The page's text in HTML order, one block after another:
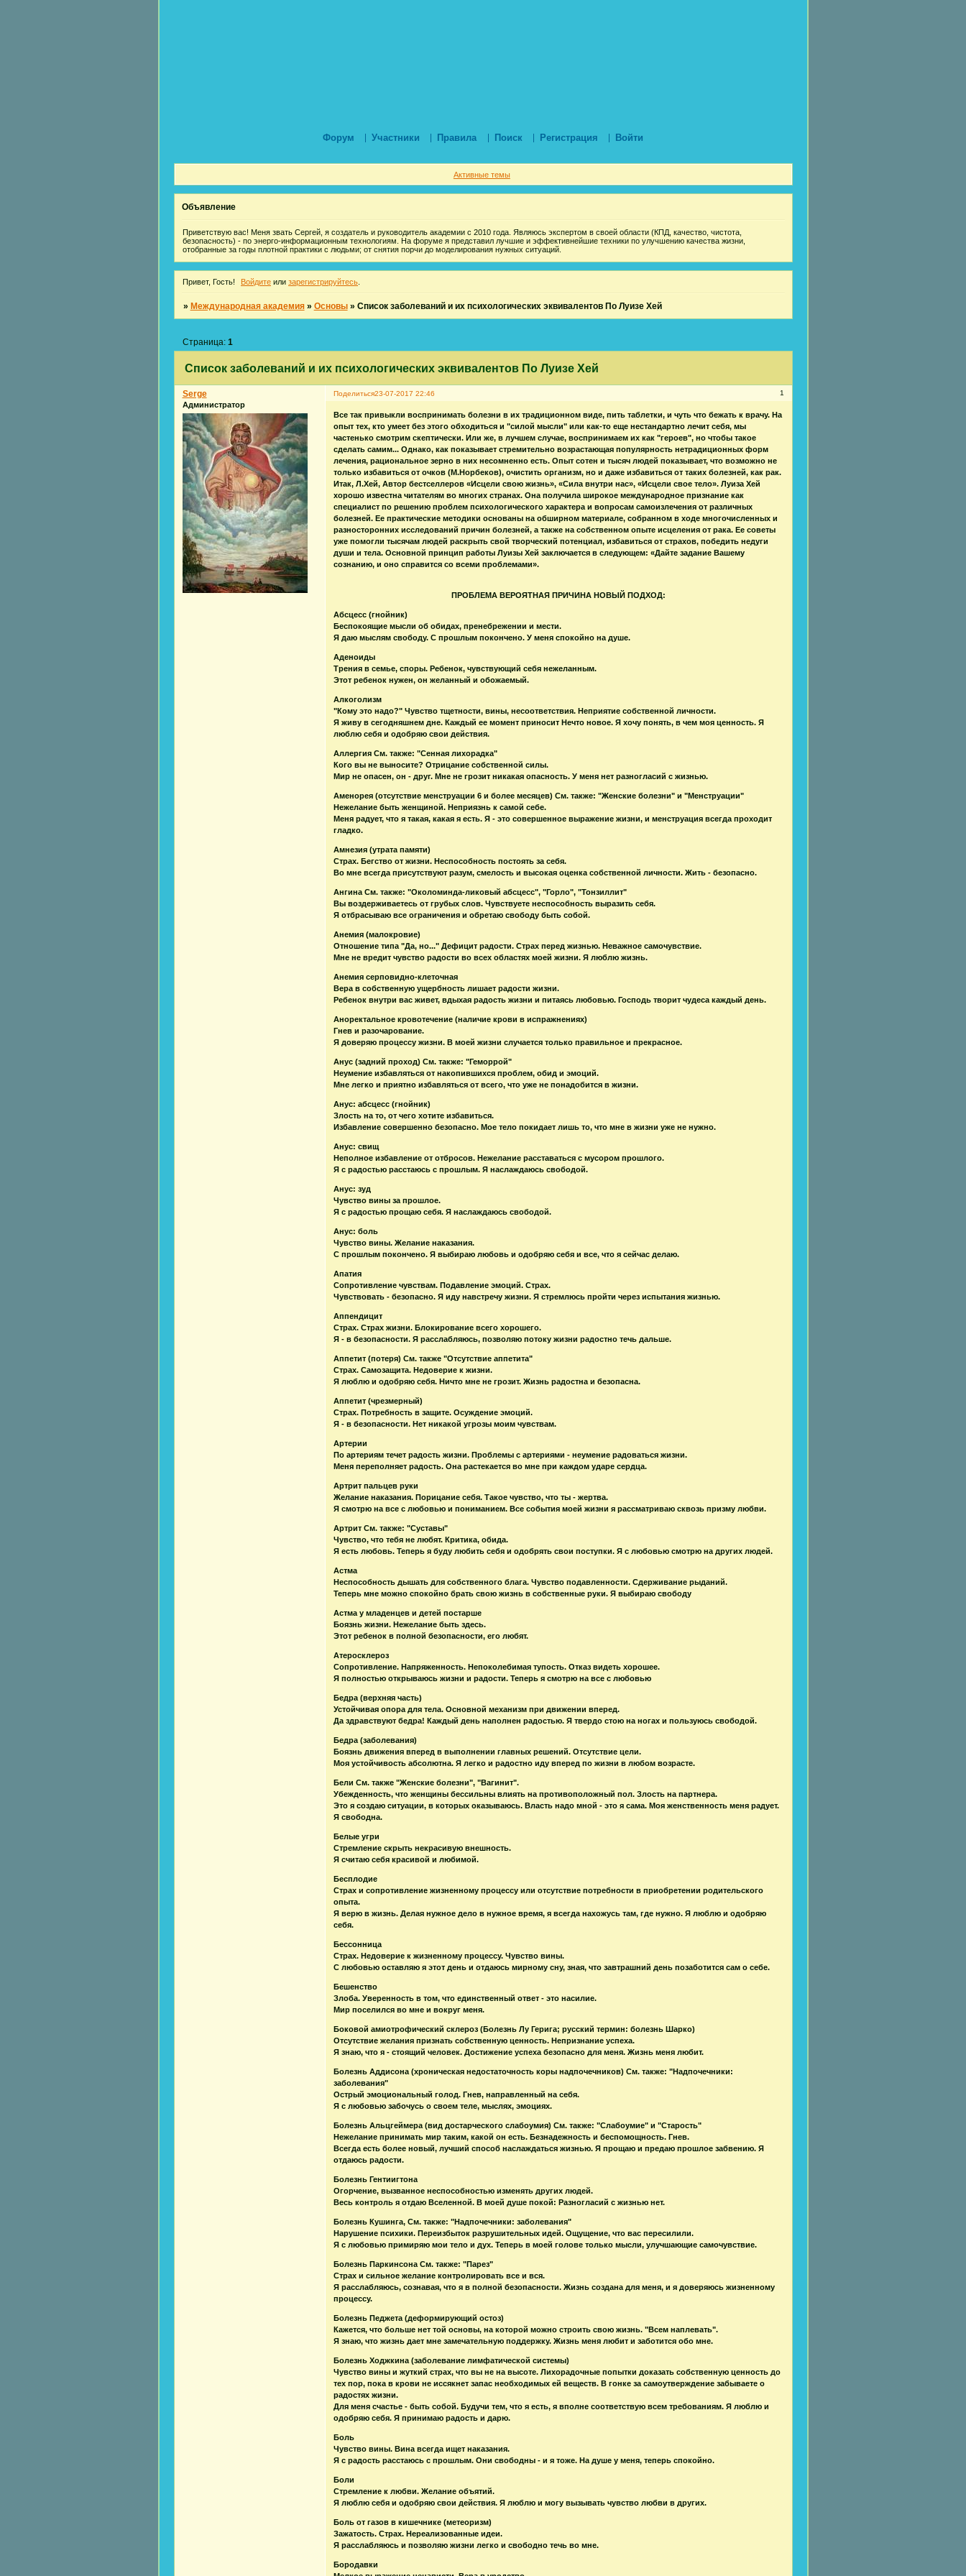
Форум Участники Правила Поиск Регистрация Войти
Активные темы
Объявление
Приветствую вас! Меня звать Сергей, я создатель и руководитель академии с 2010 года. Являюсь экспертом в своей области (КПД, качество, чистота,
безопасность) - по энерго-информационным технологиям. На форуме я представил лучшие и эффективнейшие техники по улучшению качества жизни,
отобранные за годы плотной практики с людьми; от снятия порчи до моделирования нужных ситуаций.
Привет, Гость! Войдите или зарегистрируйтесь
» Международная академия » Основы » Список заболеваний и их психологических эквивалентов По Луизе Хей
Список заболеваний и их психологических эквивалентов По Луизе Хей
Страница: 1
Поделиться 1
23-07-2017 22:46
Serge
Администратор
Все так привыкли воспринимать болезни в их традиционном виде, пить таблетки, и чуть что бежать к врачу. На
опыт тех, кто умеет без этого обходиться и "силой мысли" или как-то еще нестандартно лечит себя, мы
частенько смотрим скептически. Или же, в лучшем случае, воспринимаем их как "героев", но чтобы такое
сделать самим... Однако, как показывает стремительно возрастающая популярность нетрадиционных форм
лечения, рациональное зерно в них несомненно есть. Опыт сотен и тысяч людей показывает, что возможно не
только избавиться от очков (М.Норбеков), очистить организм, но и даже избавиться от таких болезней, как рак.
Итак, Л.Хей, Автор бестселлеров «Исцели свою жизнь», «Сила внутри нас», «Исцели свое тело». Луиза Хей
хорошо известна читателям во многих странах. Она получила широкое международное признание как
специалист по решению проблем психологического характера и вопросам самоизлечения от различных
болезней. Ее практические методики основаны на обширном материале, собранном в ходе многочисленных и
разносторонних исследований причин болезней, а также на собственном опыте исцеления от рака. Ее советы
уже помогли тысячам людей раскрыть свой творческий потенциал, избавиться от страхов, победить недуги
души и тела. Основной принцип работы Луизы Хей заключается в следующем: «Дайте задание Вашему
сознанию, и оно справится со всеми проблемами».
ПРОБЛЕМА ВЕРОЯТНАЯ ПРИЧИНА НОВЫЙ ПОДХОД:
Абсцесс (гнойник)
Беспокоящие мысли об обидах, пренебрежении и мести.
Я даю мыслям свободу. С прошлым покончено. У меня спокойно на душе.
Аденоиды
Трения в семье, споры. Ребенок, чувствующий себя нежеланным.
Этот ребенок нужен, он желанный и обожаемый.
Алкоголизм
"Кому это надо?" Чувство тщетности, вины, несоответствия. Неприятие собственной личности.
Я живу в сегодняшнем дне. Каждый ее момент приносит Нечто новое. Я хочу понять, в чем моя ценность. Я
люблю себя и одобряю свои действия.
Аллергия См. также: "Сенная лихорадка"
Кого вы не выносите? Отрицание собственной силы.
Мир не опасен, он - друг. Мне не грозит никакая опасность. У меня нет разногласий с жизнью.
Аменорея (отсутствие менструации 6 и более месяцев) См. также: "Женские болезни" и "Менструации"
Нежелание быть женщиной. Неприязнь к самой себе.
Меня радует, что я такая, какая я есть. Я - это совершенное выражение жизни, и менструация всегда проходит
гладко.
Амнезия (утрата памяти)
Страх. Бегство от жизни. Неспособность постоять за себя.
Во мне всегда присутствуют разум, смелость и высокая оценка собственной личности. Жить - безопасно.
Ангина См. также: "Околоминда-ликовый абсцесс", "Горло", "Тонзиллит"
Вы воздерживаетесь от грубых слов. Чувствуете неспособность выразить себя.
Я отбрасываю все ограничения и обретаю свободу быть собой.
Анемия (малокровие)
Отношение типа "Да, но..." Дефицит радости. Страх перед жизнью. Неважное самочувствие.
Мне не вредит чувство радости во всех областях моей жизни. Я люблю жизнь.
Анемия серповидно-клеточная
Вера в собственную ущербность лишает радости жизни.
Ребенок внутри вас живет, вдыхая радость жизни и питаясь любовью. Господь творит чудеса каждый день.
Аноректальное кровотечение (наличие крови в испражнениях)
Гнев и разочарование.
Я доверяю процессу жизни. В моей жизни случается только правильное и прекрасное.
Анус (задний проход) См. также: "Геморрой"
Неумение избавляться от накопившихся проблем, обид и эмоций.
Мне легко и приятно избавляться от всего, что уже не понадобится в жизни.
Анус: абсцесс (гнойник)
Злость на то, от чего хотите избавиться.
Избавление совершенно безопасно. Мое тело покидает лишь то, что мне в жизни уже не нужно.
Анус: свищ
Неполное избавление от отбросов. Нежелание расставаться с мусором прошлого.
Я с радостью расстаюсь с прошлым. Я наслаждаюсь свободой.
Анус: зуд
Чувство вины за прошлое.
Я с радостью прощаю себя. Я наслаждаюсь свободой.
Анус: боль
Чувство вины. Желание наказания.
С прошлым покончено. Я выбираю любовь и одобряю себя и все, что я сейчас делаю.
Апатия
Сопротивление чувствам. Подавление эмоций. Страх.
Чувствовать - безопасно. Я иду навстречу жизни. Я стремлюсь пройти через испытания жизнью.
Аппендицит
Страх. Страх жизни. Блокирование всего хорошего.
Я - в безопасности. Я расслабляюсь, позволяю потоку жизни радостно течь дальше.
Аппетит (потеря) См. также "Отсутствие аппетита"
Страх. Самозащита. Недоверие к жизни.
Я люблю и одобряю себя. Ничто мне не грозит. Жизнь радостна и безопасна.
Аппетит (чрезмерный)
Страх. Потребность в защите. Осуждение эмоций.
Я - в безопасности. Нет никакой угрозы моим чувствам.
Артерии
По артериям течет радость жизни. Проблемы с артериями - неумение радоваться жизни.
Меня переполняет радость. Она растекается во мне при каждом ударе сердца.
Артрит пальцев руки
Желание наказания. Порицание себя. Такое чувство, что ты - жертва.
Я смотрю на все с любовью и пониманием. Все события моей жизни я рассматриваю сквозь призму любви.
Артрит См. также: "Суставы"
Чувство, что тебя не любят. Критика, обида.
Я есть любовь. Теперь я буду любить себя и одобрять свои поступки. Я с любовью смотрю на других людей.
Астма
Неспособность дышать для собственного блага. Чувство подавленности. Сдерживание рыданий.
Теперь мне можно спокойно брать свою жизнь в собственные руки. Я выбираю свободу
Астма у младенцев и детей постарше
Боязнь жизни. Нежелание быть здесь.
Этот ребенок в полной безопасности, его любят.
Атеросклероз
Сопротивление. Напряженность. Непоколебимая тупость. Отказ видеть хорошее.
Я полностью открываюсь жизни и радости. Теперь я смотрю на все с любовью
Бедра (верхняя часть)
Устойчивая опора для тела. Основной механизм при движении вперед.
Да здравствуют бедра! Каждый день наполнен радостью. Я твердо стою на ногах и пользуюсь свободой.
Бедра (заболевания)
Боязнь движения вперед в выполнении главных решений. Отсутствие цели.
Моя устойчивость абсолютна. Я легко и радостно иду вперед по жизни в любом возрасте.
Бели См. также "Женские болезни", "Вагинит".
Убежденность, что женщины бессильны влиять на противоположный пол. Злость на партнера.
Это я создаю ситуации, в которых оказываюсь. Власть надо мной - это я сама. Моя женственность меня радует.
Я свободна.
Белые угри
Стремление скрыть некрасивую внешность.
Я считаю себя красивой и любимой.
Бесплодие
Страх и сопротивление жизненному процессу или отсутствие потребности в приобретении родительского
опыта.
Я верю в жизнь. Делая нужное дело в нужное время, я всегда нахожусь там, где нужно. Я люблю и одобряю
себя.
Бессонница
Страх. Недоверие к жизненному процессу. Чувство вины.
С любовью оставляю я этот день и отдаюсь мирному сну, зная, что завтрашний день позаботится сам о себе.
Бешенство
Злоба. Уверенность в том, что единственный ответ - это насилие.
Мир поселился во мне и вокруг меня.
Боковой амиотрофический склероз (Болезнь Лу Герига; русский термин: болезнь Шарко)
Отсутствие желания признать собственную ценность. Непризнание успеха.
Я знаю, что я - стоящий человек. Достижение успеха безопасно для меня. Жизнь меня любит.
Болезнь Аддисона (хроническая недостаточность коры надпочечников) См. также: "Надпочечники:
заболевания"
Острый эмоциональный голод. Гнев, направленный на себя.
Я с любовью забочусь о своем теле, мыслях, эмоциях.
Болезнь Альцгеймера (вид достарческого слабоумия) См. также: "Слабоумие" и "Старость"
Нежелание принимать мир таким, какой он есть. Безнадежность и беспомощность. Гнев.
Всегда есть более новый, лучший способ наслаждаться жизнью. Я прощаю и предаю прошлое забвению. Я
отдаюсь радости.
Болезнь Гентиигтона
Огорчение, вызванное неспособностью изменять других людей.
Весь контроль я отдаю Вселенной. В моей душе покой: Разногласий с жизнью нет.
Болезнь Кушинга, См. также: "Надпочечники: заболевания"
Нарушение психики. Переизбыток разрушительных идей. Ощущение, что вас пересилили.
Я с любовью примиряю мои тело и дух. Теперь в моей голове только мысли, улучшающие самочувствие.
Болезнь Паркинсона См. также: "Парез"
Страх и сильное желание контролировать все и вся.
Я расслабляюсь, сознавая, что я в полной безопасности. Жизнь создана для меня, и я доверяюсь жизненному
процессу.
Болезнь Педжета (деформирующий остоз)
Кажется, что больше нет той основы, на которой можно строить свою жизнь. "Всем наплевать".
Я знаю, что жизнь дает мне замечательную поддержку. Жизнь меня любит и заботится обо мне.
Болезнь Ходжкина (заболевание лимфатической системы)
Чувство вины и жуткий страх, что вы не на высоте. Лихорадочные попытки доказать собственную ценность до
тех пор, пока в крови не иссякнет запас необходимых ей веществ. В гонке за самоутверждение забываете о
радостях жизни.
Для меня счастье - быть собой. Будучи тем, что я есть, я вполне соответствую всем требованиям. Я люблю и
одобряю себя. Я принимаю радость и дарю.
Боль
Чувство вины. Вина всегда ищет наказания.
Я с радость расстаюсь с прошлым. Они свободны - и я тоже. На душе у меня, теперь спокойно.
Боли
Стремление к любви. Желание объятий.
Я люблю себя и одобряю свои действия. Я люблю и могу вызывать чувство любви в других.
Боль от газов в кишечнике (метеоризм)
Зажатость. Страх. Нереализованные идеи.
Я расслабляюсь и позволяю жизни легко и свободно течь во мне.
Бородавки